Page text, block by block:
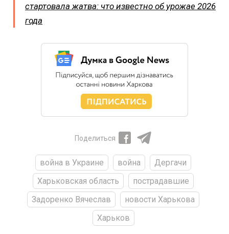
стартовала жатва: что известно об урожае 2026
года
Поделиться
война в Украине война
Дергачи
Харьковская область
пострадавшие
Задоренко Вячеслав
новости Харькова
Харьков